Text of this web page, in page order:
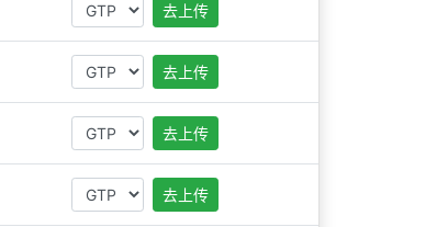
去上传
去上传
去上传
去上传